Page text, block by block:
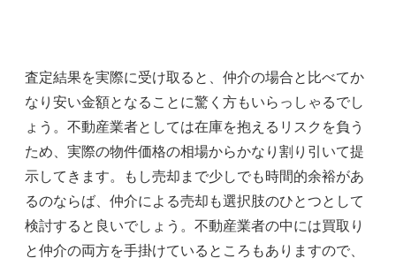
査定結果を実際に受け取ると、仲介の場合と比べてか
なり安い金額となることに驚く方もいらっしゃるでし
ょう。不動産業者としては在庫を抱えるリスクを負う
ため、実際の物件価格の相場からかなり割り引いて提
示してきます。もし売却まで少しでも時間的余裕があ
るのならば、仲介による売却も選択肢のひとつとして
検討すると良いでしょう。不動産業者の中には買取り
と仲介の両方を手掛けているところもありますので、